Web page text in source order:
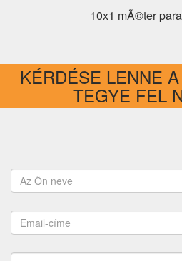
10x1 mÃ©ter
KÉRDÉSE LENNE
TEGYE FEL